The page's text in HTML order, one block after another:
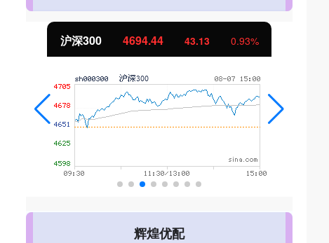
沪深300 4694.44 43.13 0.93%
辉煌优配